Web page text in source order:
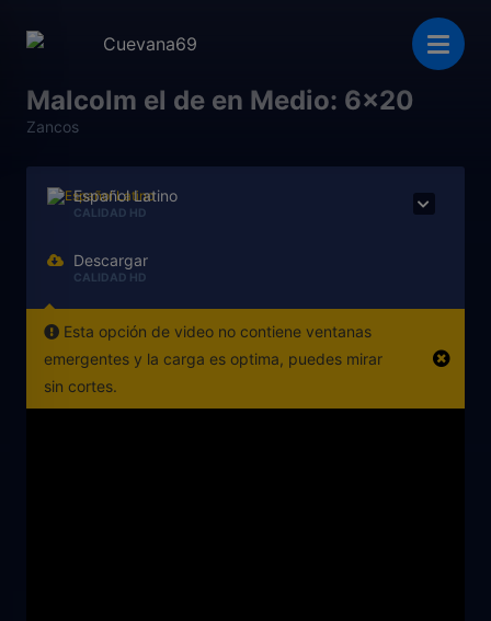
Malcolm el de en Medio: 6x20
Zancos
Español Latino
CALIDAD HD
Descargar
CALIDAD HD
Esta opción de video no contiene ventanas
emergentes y la carga es optima, puedes mirar
sin cortes.